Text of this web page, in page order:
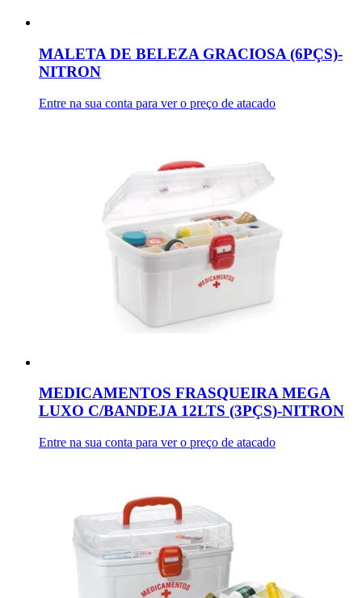
MALETA DE BELEZA GRACIOSA (6PÇS)-
NITRON
Entre na sua conta para ver o preço de atacado
MEDICAMENTOS FRASQUEIRA MEGA
LUXO C/BANDEJA 12LTS (3PÇS)-NITRON
Entre na sua conta para ver o preço de atacado